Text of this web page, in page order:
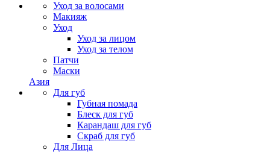
Уход за волосами
Макияж
Уход
Уход за лицом
Уход за телом
Патчи
Маски
Азия
Для губ
Губная помада
Блеск для губ
Карандаш для губ
Скраб для губ
Для Лица